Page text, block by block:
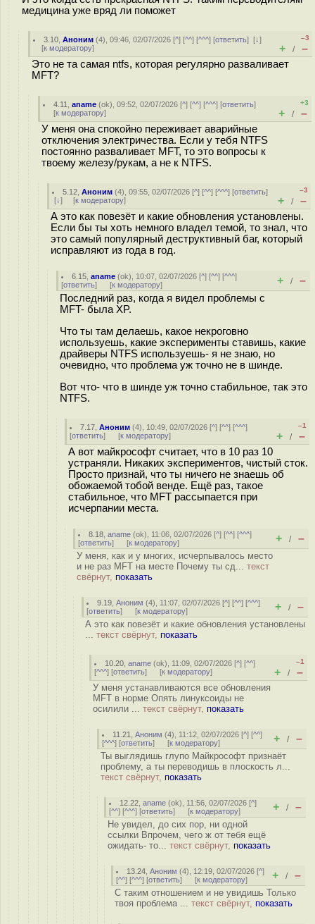
медицина уже вряд ли поможет
3.10 ,Аноним (4), 09:46, 02/07/2026 [^] [^^] [^^^] [ответить][↓]
[к модератору]
–3
+ / –
Это не та самая ntfs, которая регулярно разваливает
MFT?
4.11 ,aname (ok), 09:52, 02/07/2026 [^] [^^] [^^^] [ответить]
[к модератору]
+3
+ / –
У меня она спокойно переживает аварийные
отключения электричества. Если у тебя NTFS
постоянно разваливает MFT, то это вопросы к
твоему железу/рукам, а не к NTFS.
5.12 ,Аноним (4), 09:55, 02/07/2026 [^] [^^] [^^^] [ответить]
[↓] [к модератору]
–3
+ / –
А это как повезёт и какие обновления установлены.
Если бы ты хоть немного владел темой, то знал, что
это самый популярный деструктивный баг, который
исправляют из года в год.
6.15 ,aname (ok), 10:07, 02/07/2026 [^] [^^] [^^^]
[ответить] [к модератору] + / –
Последний раз, когда я видел проблемы с
MFT- была XP.
Что ты там делаешь, какое некроговно
используешь, какие эксперименты ставишь, какие
драйверы NTFS используешь- я не знаю, но
очевидно, что проблема уж точно не в шинде.
Вот что- что в шинде уж точно стабильное, так это
NTFS.
7.17 ,Аноним (4), 10:49, 02/07/2026 [^] [^^] [^^^]
[ответить] [к модератору]
–1
+ / –
А вот майкрософт считает, что в 10 раз 10
устраняли. Никаких экспериментов, чистый сток.
Просто признай, что ты ничего не знаешь об
обожаемой тобой венде. Ещё раз, такое
стабильное, что MFT рассыпается при
исчерпании места.
8.18 ,aname (ok), 11:06, 02/07/2026 [^] [^^] [^^^]
[ответить] [к модератору] + / –
У меня, как и у многих, исчерпывалось место
и не раз MFT на месте Почему ты сд... текст
свёрнут, показать
9.19 ,Аноним (4), 11:07, 02/07/2026 [^] [^^] [^^^]
[ответить] [к модератору] + / –
А это как повезёт и какие обновления установлены
... текст свёрнут, показать
10.20 ,aname (ok), 11:09, 02/07/2026 [^] [^^]
[^^^] [ответить] [к модератору]
–1
+ / –
У меня устанавливаются все обновления
MFT в норме Опять линуксоиды не
осилили ... текст свёрнут, показать
11.21 ,Аноним (4), 11:12, 02/07/2026 [^] [^^]
[^^^] [ответить] [к модератору] + / –
Ты выглядишь глупо Майкрософт признаёт
проблему, а ты переводишь в плоскость л...
текст свёрнут, показать
12.22 ,aname (ok), 11:56, 02/07/2026 [^]
[^^] [^^^] [ответить] [к модератору] + / –
Не увидел, до сих пор, ни одной
ссылки Впрочем, чего ж от тебя ещё
ожидать- то... текст свёрнут, показать
13.24 ,Аноним (4), 12:19, 02/07/2026 [^]
[^^] [^^^] [ответить] [к модератору] + / –
С таким отношением и не увидишь Только
твоя проблема ... текст свёрнут, показать